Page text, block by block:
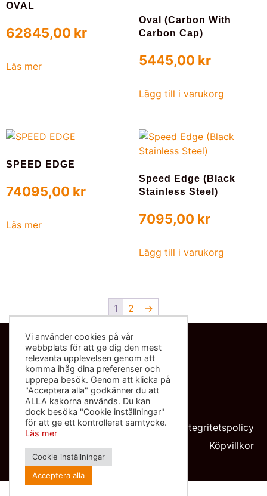
OVAL
62845,00 kr
Läs mer
Oval (Carbon With
Carbon Cap)
5445,00 kr
Lägg till i varukorg
SPEED EDGE
74095,00 kr
Läs mer
Speed Edge (Black
Stainless Steel)
7095,00 kr
Lägg till i varukorg
1 2 →
Kontakta oss
info@sliponbutiken.se
0708-423272
Org nr: 559091-8602
Integritetspolicy
Köpvillkor
Vi använder cookies på vår
webbplats för att ge dig den mest
relevanta upplevelsen genom att
komma ihåg dina preferenser och
upprepa besök. Genom att klicka på
"Acceptera alla" godkänner du att
ALLA kakorna används. Du kan
dock besöka "Cookie inställningar"
för att ge ett kontrollerat samtycke.
Läs mer
Cookie inställningar
Acceptera alla